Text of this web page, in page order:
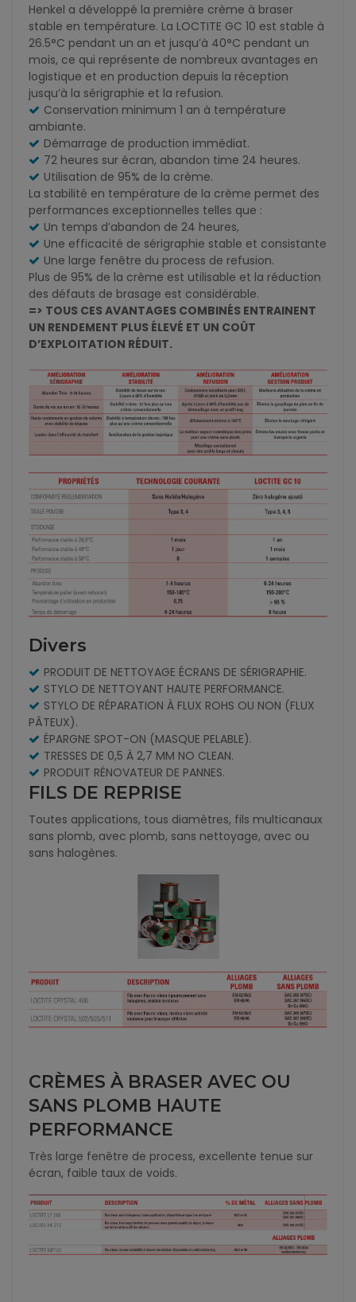
Henkel a développé la première crème à braser
stable en température. La LOCTITE GC 10 est stable à
26.5°C pendant un an et jusqu’à 40°C pendant un
mois, ce qui représente de nombreux avantages en
logistique et en production depuis la réception
jusqu’à la sérigraphie et la refusion.
Conservation minimum 1 an à température
ambiante.
Démarrage de production immédiat.
72 heures sur écran, abandon time 24 heures.
Utilisation de 95% de la crème.
La stabilité en température de la crème permet des
performances exceptionnelles telles que :
Un temps d’abandon de 24 heures,
Une efficacité de sérigraphie stable et consistante
Une large fenêtre du process de refusion.
Plus de 95% de la crème est utilisable et la réduction
des défauts de brasage est considérable.
=> TOUS CES AVANTAGES COMBINÉS ENTRAINENT
UN RENDEMENT PLUS ÉLEVÉ ET UN COÛT
D’EXPLOITATION RÉDUIT.
Divers
PRODUIT DE NETTOYAGE ÉCRANS DE SÉRIGRAPHIE.
STYLO DE NETTOYANT HAUTE PERFORMANCE.
STYLO DE RÉPARATION À FLUX ROHS OU NON (FLUX
PÂTEUX).
ÉPARGNE SPOT-ON (MASQUE PELABLE).
TRESSES DE 0,5 À 2,7 MM NO CLEAN.
PRODUIT RÉNOVATEUR DE PANNES.
FILS DE REPRISE
Toutes applications, tous diamètres, fils multicanaux
sans plomb, avec plomb, sans nettoyage, avec ou
sans halogènes.
CRÈMES À BRASER AVEC OU
SANS PLOMB HAUTE
PERFORMANCE
Très large fenêtre de process, excellente tenue sur
écran, faible taux de voids.